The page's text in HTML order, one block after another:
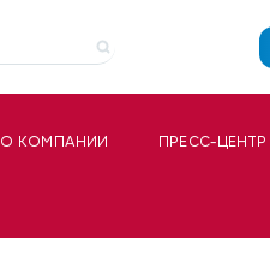
О КОМПАНИИ ПРЕСС-ЦЕНТР